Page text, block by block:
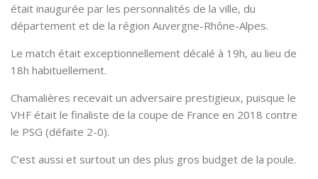
était inaugurée par les personnalités de la ville, du
département et de la région Auvergne-Rhône-Alpes.
Le match était exceptionnellement décalé à 19h, au lieu de
18h habituellement.
Chamalières recevait un adversaire prestigieux, puisque le
VHF était le finaliste de la coupe de France en 2018 contre
le PSG (défaite 2-0).
C’est aussi et surtout un des plus gros budget de la poule.